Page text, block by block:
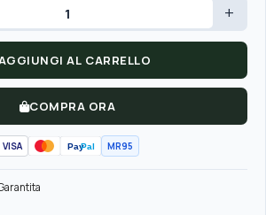
+
AL CARRELLO
COMPRA ORA
VISA PayPal MR95